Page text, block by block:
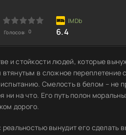
Голосов: 0 6.4
и стойкости людей, которые
втянутым в сложное переплетение
Смелость в белом – не
ни на что. Его путь полон
дорого.
вынудит его сделать